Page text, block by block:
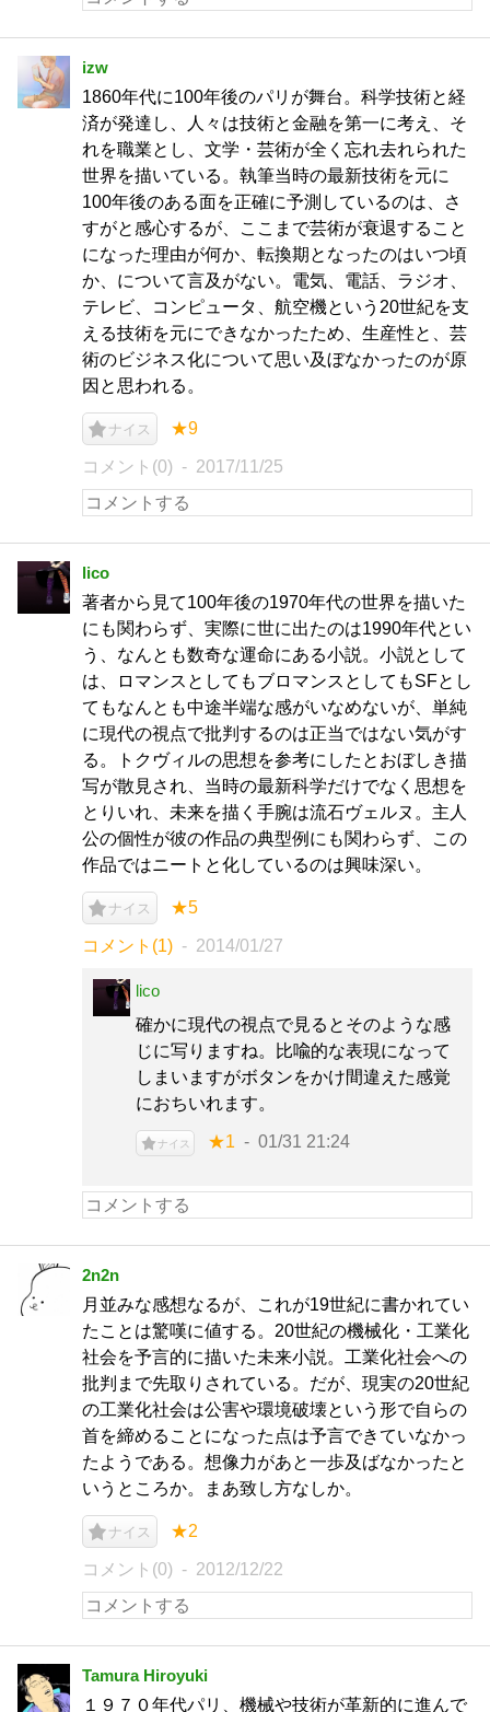
izw
1860年代に100年後のパリが舞台。科学技術と経
済が発達し、人々は技術と金融を第一に考え、そ
れを職業とし、文学・芸術が全く忘れ去れられた
世界を描いている。執筆当時の最新技術を元に
100年後のある面を正確に予測しているのは、さ
すがと感心するが、ここまで芸術が衰退すること
になった理由が何か、転換期となったのはいつ頃
か、について言及がない。電気、電話、ラジオ、
テレビ、コンピュータ、航空機という20世紀を支
える技術を元にできなかったため、生産性と、芸
術のビジネス化について思い及ぼなかったのが原
因と思われる。
ナイス ★9
コメント(0) 2017/11/25
lico
著者から見て100年後の1970年代の世界を描いた
にも関わらず、実際に世に出たのは1990年代とい
う、なんとも数奇な運命にある小説。小説として
は、ロマンスとしてもブロマンスとしてもSFとし
てもなんとも中途半端な感がいなめないが、単純
に現代の視点で批判するのは正当ではない気がす
る。トクヴィルの思想を参考にしたとおぼしき描
写が散見され、当時の最新科学だけでなく思想を
とりいれ、未来を描く手腕は流石ヴェルヌ。主人
公の個性が彼の作品の典型例にも関わらず、この
作品ではニートと化しているのは興味深い。
ナイス ★5
コメント(1) 2014/01/27
lico
確かに現代の視点で見るとそのような感
じに写りますね。比喩的な表現になって
しまいますがボタンをかけ間違えた感覚
におちいれます。
ナイス ★1 01/31 21:24
2n2n
月並みな感想なるが、これが19世紀に書かれてい
たことは驚嘆に値する。20世紀の機械化・工業化
社会を予言的に描いた未来小説。工業化社会への
批判まで先取りされている。だが、現実の20世紀
の工業化社会は公害や環境破壊という形で自らの
首を締めることになった点は予言できていなかっ
たようである。想像力があと一歩及ばなかったと
いうところか。まあ致し方なしか。
ナイス ★2
コメント(0) 2012/12/22
Tamura Hiroyuki
１９７０年代パリ、機械や技術が革新的に進んで